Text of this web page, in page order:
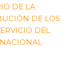
DE LA
DE LOS
DEL